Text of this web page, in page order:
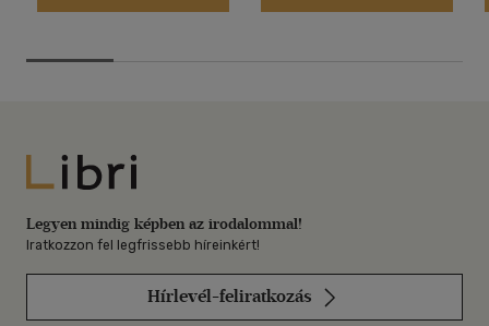
Libri
Legyen mindig képben az irodalommal!
Iratkozzon fel legfrissebb híreinkért!
Hírlevél-feliratkozás